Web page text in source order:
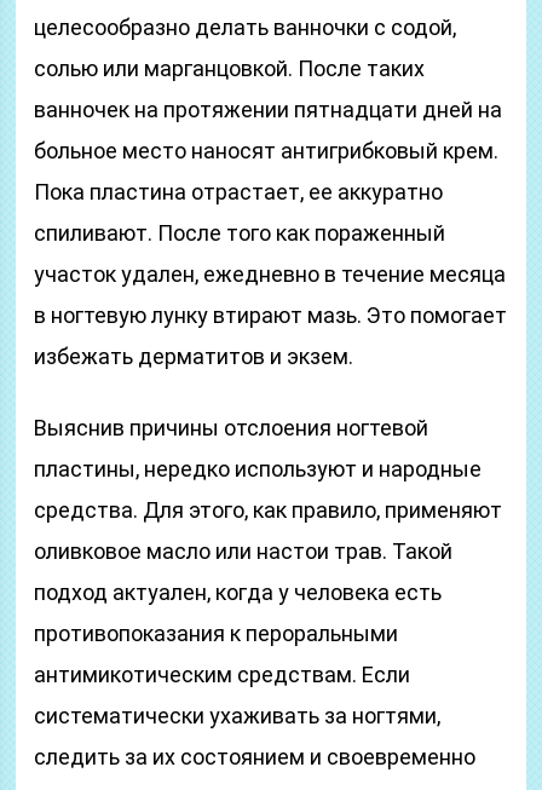
целесообразно делать ванночки с содой,
солью или марганцовкой. После таких
ванночек на протяжении пятнадцати дней на
больное место наносят антигрибковый крем.
Пока пластина отрастает, ее аккуратно
спиливают. После того как пораженный
участок удален, ежедневно в течение месяца
в ногтевую лунку втирают мазь. Это помогает
избежать дерматитов и экзем.
Выяснив причины отслоения ногтевой
пластины, нередко используют и народные
средства. Для этого, как правило, применяют
оливковое масло или настои трав. Такой
подход актуален, когда у человека есть
противопоказания к пероральными
антимикотическим средствам. Если
систематически ухаживать за ногтями,
следить за их состоянием и своевременно